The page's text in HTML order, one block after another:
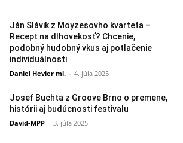
Ján Slávik z Moyzesovho kvarteta –
Recept na dlhovekosť? Chcenie,
podobný hudobný vkus aj potlačenie
individuálnosti
Daniel Hevier ml. - 4. júla 2025
Josef Buchta z Groove Brno o premene,
histórii aj budúcnosti festivalu
David-MPP - 3. júla 2025